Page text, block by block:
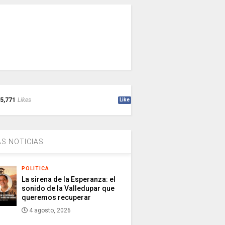
5,771 Likes Like
NOTICIAS
POLITICA
La sirena de la Esperanza: el
sonido de la Valledupar que
queremos recuperar
4 agosto, 2026